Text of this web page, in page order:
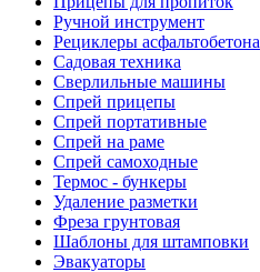
Ручной инструмент
Рециклеры асфальтобетона
Садовая техника
Сверлильные машины
Спрей прицепы
Спрей портативные
Спрей на раме
Спрей самоходные
Термос - бункеры
Удаление разметки
Фреза грунтовая
Шаблоны для штамповки
Эвакуаторы